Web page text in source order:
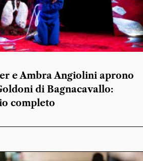
e Ambra Angiolini aprono
di Bagnacavallo:
completo